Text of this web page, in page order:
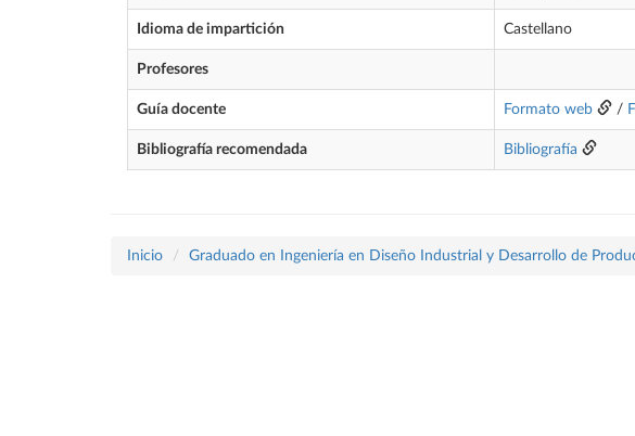
Idioma de impartición Castellano
Profesores
Guía docente Formato web /
Bibliografía recomendada Bibliografía
Inicio Graduado en Ingeniería en Diseño Industrial y Desarrollo de